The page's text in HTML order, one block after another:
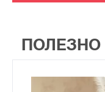
ПОЛЕЗНО